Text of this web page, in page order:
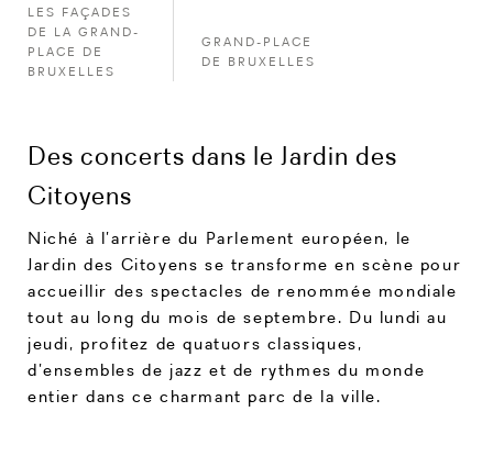
LES FAÇADES
DE LA GRAND-
PLACE DE
BRUXELLES
GRAND-PLACE
DE BRUXELLES
Des concerts dans le Jardin des
Citoyens
Niché à l’arrière du Parlement européen, le
Jardin des Citoyens se transforme en scène pour
accueillir des spectacles de renommée mondiale
tout au long du mois de septembre. Du lundi au
jeudi, profitez de quatuors classiques,
d’ensembles de jazz et de rythmes du monde
entier dans ce charmant parc de la ville.